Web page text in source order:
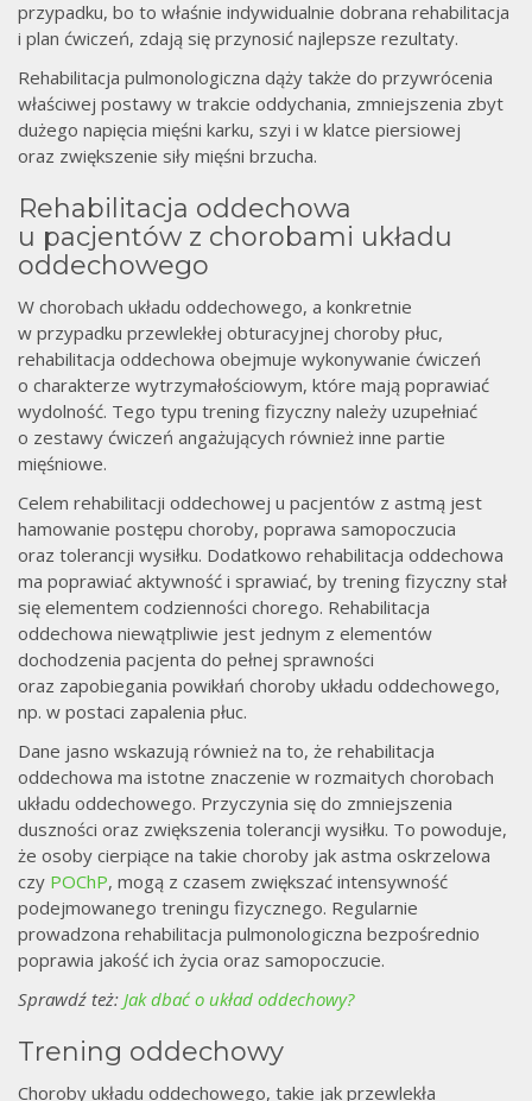
przypadku, bo to właśnie indywidualnie dobrana rehabilitacja
i plan ćwiczeń, zdają się przynosić najlepsze rezultaty.
Rehabilitacja pulmonologiczna dąży także do przywrócenia
właściwej postawy w trakcie oddychania, zmniejszenia zbyt
dużego napięcia mięśni karku, szyi i w klatce piersiowej
oraz zwiększenie siły mięśni brzucha.
Rehabilitacja oddechowa
u pacjentów z chorobami układu
oddechowego
W chorobach układu oddechowego, a konkretnie
w przypadku przewlekłej obturacyjnej choroby płuc,
rehabilitacja oddechowa obejmuje wykonywanie ćwiczeń
o charakterze wytrzymałościowym, które mają poprawiać
wydolność. Tego typu trening fizyczny należy uzupełniać
o zestawy ćwiczeń angażujących również inne partie
mięśniowe.
Celem rehabilitacji oddechowej u pacjentów z astmą jest
hamowanie postępu choroby, poprawa samopoczucia
oraz tolerancji wysiłku. Dodatkowo rehabilitacja oddechowa
ma poprawiać aktywność i sprawiać, by trening fizyczny stał
się elementem codzienności chorego. Rehabilitacja
oddechowa niewątpliwie jest jednym z elementów
dochodzenia pacjenta do pełnej sprawności
oraz zapobiegania powikłań choroby układu oddechowego,
np. w postaci zapalenia płuc.
Dane jasno wskazują również na to, że rehabilitacja
oddechowa ma istotne znaczenie w rozmaitych chorobach
układu oddechowego. Przyczynia się do zmniejszenia
duszności oraz zwiększenia tolerancji wysiłku. To powoduje,
że osoby cierpiące na takie choroby jak astma oskrzelowa
czy POChP, mogą z czasem zwiększać intensywność
podejmowanego treningu fizycznego. Regularnie
prowadzona rehabilitacja pulmonologiczna bezpośrednio
poprawia jakość ich życia oraz samopoczucie.
Sprawdź też: Jak dbać o układ oddechowy?
Trening oddechowy
Choroby układu oddechowego, takie jak przewlekła